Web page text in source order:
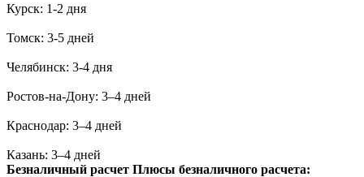
Курск: 1-2 дня
Томск: 3-5 дней
Челябинск: 3-4 дня
Ростов-на-Дону: 3–4 дней
Краснодар: 3–4 дней
Казань: 3–4 дней
Безналичный расчет Плюсы безналичного расчета: